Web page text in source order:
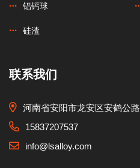
铝钙球
硅渣
联系我们
河南省安阳市龙安区安鹤公路
15837207537
info@lsalloy.com